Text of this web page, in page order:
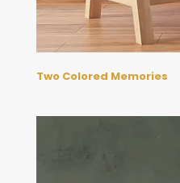
Two Colored Memories